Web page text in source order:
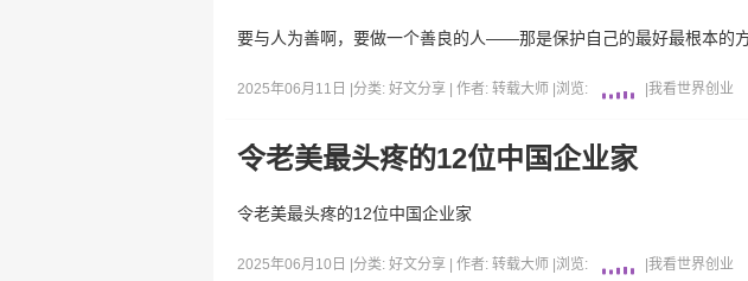
要与人为善啊，要做一个善良的人——那是保护自己的最好最根本的方
2025年06月11日 | 分类: 好文分享 | 作者: 转载大师 浏览: 我看世界创业
令老美最头疼的12位中国企业家
令老美最头疼的12位中国企业家
2025年06月10日 | 分类: 好文分享 | 作者: 转载大师 浏览: 我看世界创业